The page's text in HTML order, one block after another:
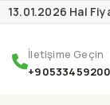
13.01.2026 Hal
İletişime Geçin